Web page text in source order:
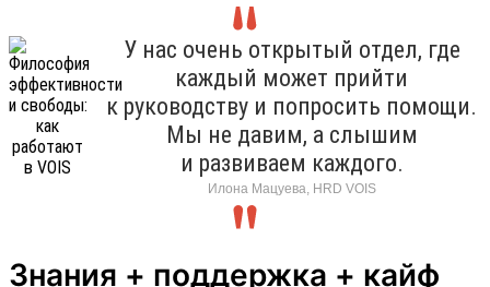
У нас очень открытый отдел, где
каждый может прийти
к руководству и попросить помощи.
Мы не давим, а слышим
и развиваем каждого.
Илона Мацуева, HRD VOIS
Знания + поддержка + кайф